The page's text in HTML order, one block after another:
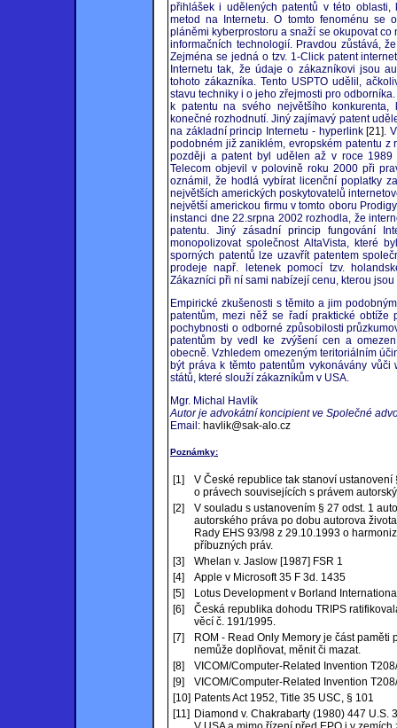
přihlášek i udělených patentů v této oblasti,
metod na Internetu. O tomto fenoménu se
pláněmi kyberprostoru a snaží se okupovat
informačních technologií. Pravdou zůstává,
Zejména se jedná o tzv. 1-Click patent
Internetu tak, že údaje o zákazníkovi jsou
tohoto zákazníka. Tento USPTO udělil,
stavu techniky i o jeho zřejmosti pro
k patentu na svého největšího
konečné rozhodnutí. Jiný zajímavý patent
na základní princip Internetu - hyperlink[21].
podobném již zaniklém, evropském patentu
později a patent byl udělen až v roce
Telecom objevil v polovině roku 2000 při
oznámil, že hodlá vybírat licenční poplatky
největších amerických poskytovatelů
největší americkou firmu v tomto oboru
instanci dne 22.srpna 2002 rozhodla, že
patentu. Jiný zásadní princip fungování
monopolizovat společnost AltaVista, které
sporných patentů lze uzavřít patentem
prodeje např. letenek pomocí tzv.
Zákazníci při ní sami nabízejí cenu, kterou
Empirické zkušenosti s těmito a jim
patentům, mezi něž se řadí praktické obtíže
pochybnosti o odborné způsobilosti
patentům by vedl ke zvýšení cen a
obecně. Vzhledem omezeným teritoriálním
být práva k těmto patentům vykonávány
států, které slouží zákazníkům v USA.
Mgr. Michal Havlík
Autor je advokátní koncipient ve Společné
Email: havlik@sak-alo.cz
Poznámky:
[1]
V České republice tak stanoví
o právech souvisejících s právem
[2]
V souladu s ustanovením § 27 odst. 1
autorského práva po dobu autorova
Rady EHS 93/98 z 29.10.1993 o
příbuzných práv.
[3]
Whelan v. Jaslow [1987] FSR 1
[4]
Apple v Microsoft 35 F 3d. 1435
[5]
Lotus Development v Borland
[6]
Česká republika dohodu TRIPS
věcí č. 191/1995.
[7]
ROM - Read Only Memory je část
nemůže doplňovat, měnit či mazat.
[8]
VICOM/Computer-Related Invention
[9]
VICOM/Computer-Related Invention
[10] Patents Act 1952, Title 35 USC, § 101
[11] Diamond v. Chakrabarty (1980) 447 U.S.